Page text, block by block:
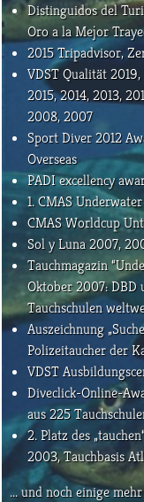
Distinguidos del
Oro a la Mejor
2015 Tripadvisor,
VDST Qualität 2019,
2015, 2014, 2013,
2008, 2007
Sport Diver 2012
Overseas
PADI excellency
1. CMAS
CMAS Worldcup
Sol y Luna 2007,
Tauchmagazin
Oktober 2007: DBD
Tauchschulen
Auszeichnung
Polizeitaucher der
VDST
Diveclick-Online-
aus 225
2. Platz des
2003, Tauchbasis
... und noch einige mehr